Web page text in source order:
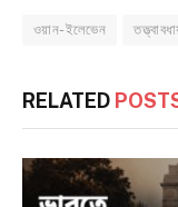
ওয়ান-ইলেভেন
RELATED